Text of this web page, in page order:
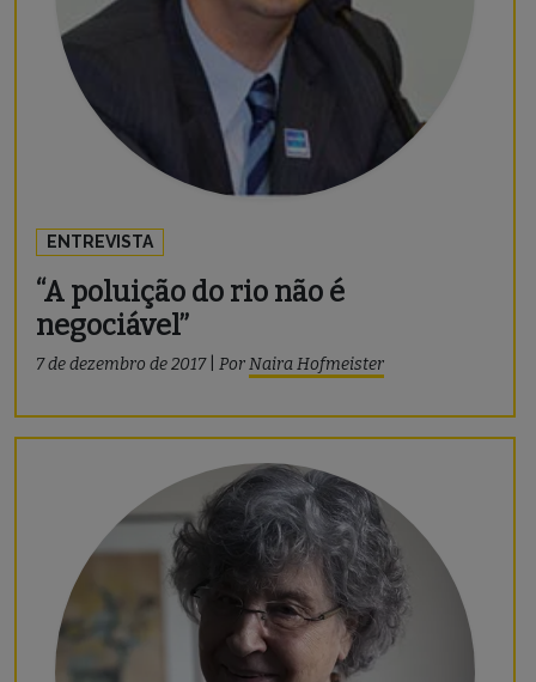
ENTREVISTA
“A poluição do rio não é
negociável”
7 de dezembro de 2017 PorNaira Hofmeister